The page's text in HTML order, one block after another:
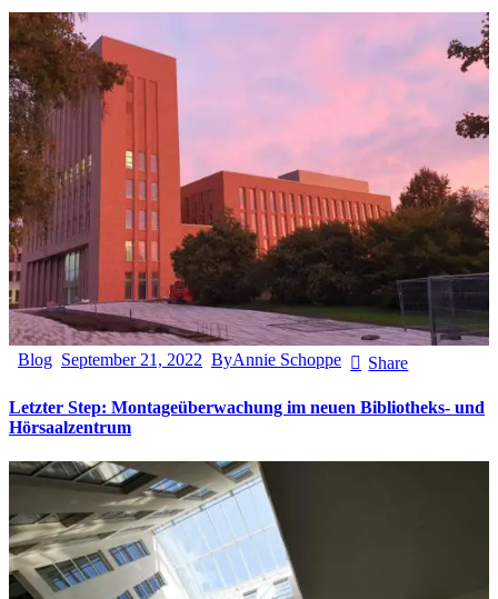
Blog September 21, 2022 ByAnnie Schoppe Share
Letzter Step: Montageüberwachung im neuen Bibliotheks- und
Hörsaalzentrum